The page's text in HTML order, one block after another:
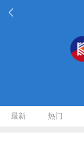
最新 热门